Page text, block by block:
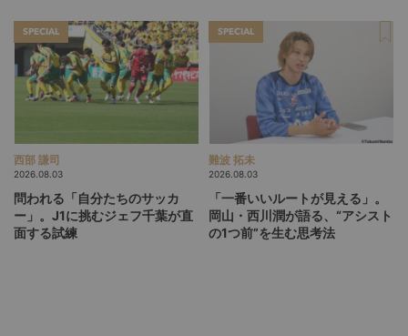
SPECIAL
西部 謙司
2026.08.03
問われる「自分たちのサッカ
ー」。J1に挑むジェフ千葉が直
面する試練
SPECIAL
難波 拓未
2026.08.03
「一番いいルートが見える」。
岡山・西川潤が語る、“アシスト
の1つ前”を生む思考法